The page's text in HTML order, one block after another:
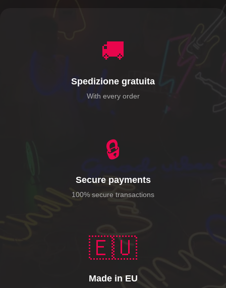
🚚
Spedizione gratuita
With every order
🔒
Secure payments
100% secure transactions
🇪🇺
Made in EU